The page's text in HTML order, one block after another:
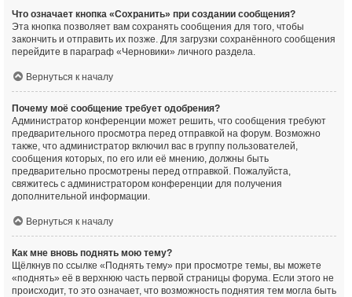
Что означает кнопка «Сохранить» при создании сообщения?
Эта кнопка позволяет вам сохранять сообщения для того, чтобы
закончить и отправить их позже. Для загрузки сохранённого сообщения
перейдите в параграф «Черновики» личного раздела.
Вернуться к началу
Почему моё сообщение требует одобрения?
Администратор конференции может решить, что сообщения требуют
предварительного просмотра перед отправкой на форум. Возможно
также, что администратор включил вас в группу пользователей,
сообщения которых, по его или её мнению, должны быть
предварительно просмотрены перед отправкой. Пожалуйста,
свяжитесь с администратором конференции для получения
дополнительной информации.
Вернуться к началу
Как мне вновь поднять мою тему?
Щёлкнув по ссылке «Поднять тему» при просмотре темы, вы можете
«поднять» её в верхнюю часть первой страницы форума. Если этого не
происходит, то это означает, что возможность поднятия тем могла быть